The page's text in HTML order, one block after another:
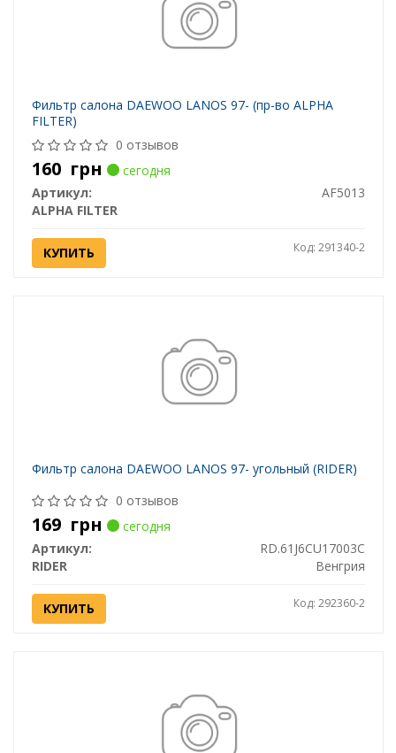
Фильтр салона DAEWOO LANOS 97- (пр-во ALPHA
FILTER)
0 отзывов
160 грн
сегодня
Артикул:
AF5013
ALPHA FILTER
КУПИТЬ Код: 291340-2
Фильтр салона DAEWOO LANOS 97- угольный (RIDER)
0 отзывов
169 грн
сегодня
Артикул:
RD.61J6CU17003С
RIDER
Венгрия
КУПИТЬ Код: 292360-2